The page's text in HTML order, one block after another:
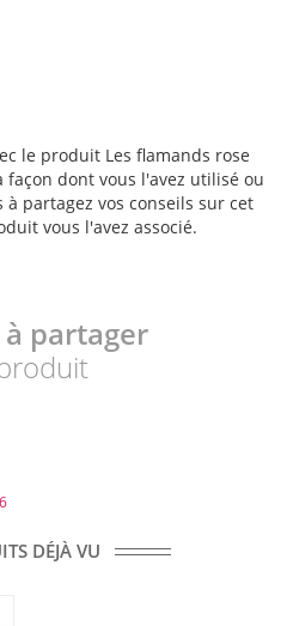
le produit Les flamands rose
façon dont vous l'avez utilisé ou
partagez vos conseils sur cet
vous l'avez associé.
partager
DÉJÀ VU